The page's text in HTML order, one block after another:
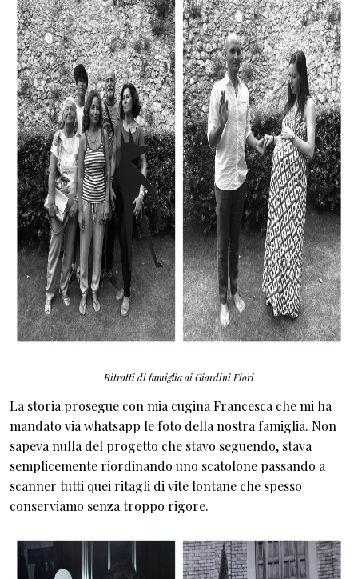
Ritratti di famiglia ai Giardini Fiori
La storia prosegue con mia cugina Francesca che mi ha
mandato via whatsapp le foto della nostra famiglia. Non
sapeva nulla del progetto che stavo seguendo, stava
semplicemente riordinando uno scatolone passando a
scanner tutti quei ritagli di vite lontane che spesso
conserviamo senza troppo rigore.